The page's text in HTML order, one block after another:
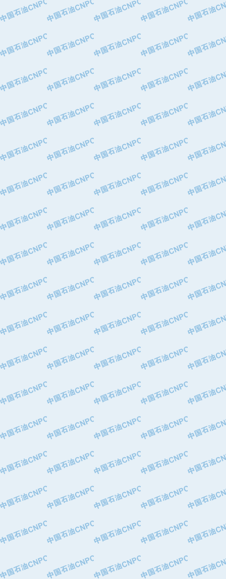
·河北保定天威集团特变电气有限公司
·中国石油抚顺石化公司
·中国石油辽阳石油化纤公司
·托肯恒山科技（广州）有限公司
·中国石油兰州石油化工公司
·大庆油田飞马有限公司
·大庆油田有限责任公司
·中国石油辽河油田分公司
·中国石油华北油田公司
·中国石油锦西石化分公司
·天津钢管集团股份有限公司
·深圳市肯多斯实业发展有限公司
·瓦卢瑞克.曼内斯曼石油专用管（德
·无锡西姆莱斯石油专用管制造有限公
·太原钢铁(集团)有限公司
·马鞍山钢铁股份有限公司